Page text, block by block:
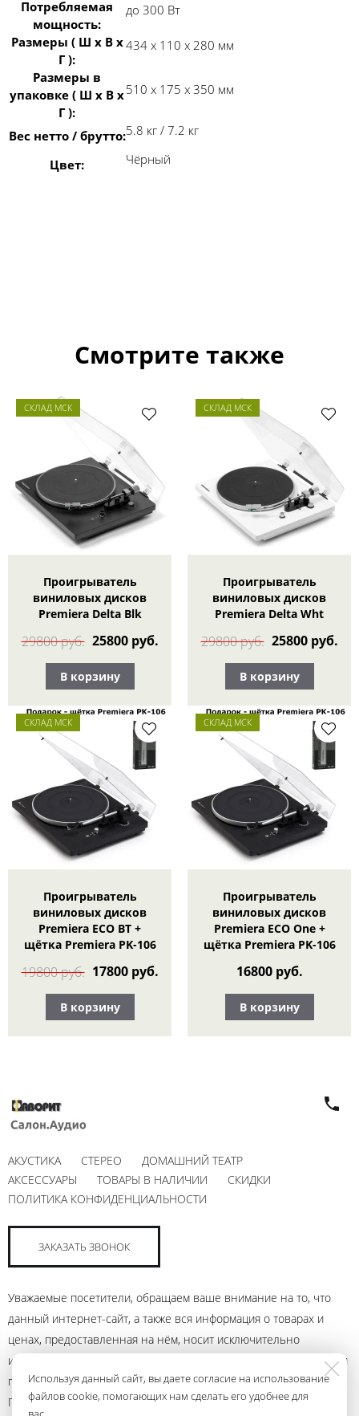
Потребляемая
мощность:
до 300 Вт
Размеры ( Ш x В x
Г ):
434 x 110 x 280 мм
Размеры в
упаковке ( Ш x В x
Г ):
510 х 175 х 350 мм
Вес нетто / брутто:5.8 кг / 7.2 кг
Цвет: Чёрный
Смотрите также
СКЛАД МСК
Проигрыватель
виниловых дисков
Premiera Delta Blk
29800 руб. 25800 руб.
В корзину
СКЛАД МСК
Проигрыватель
виниловых дисков
Premiera Delta Wht
29800 руб. 25800 руб.
В корзину
СКЛАД МСК
Проигрыватель
виниловых дисков
Premiera ECO BT +
щётка Premiera PK-106
19800 руб. 17800 руб.
В корзину
СКЛАД МСК
Проигрыватель
виниловых дисков
Premiera ECO One +
щётка Premiera PK-106
16800 руб.
В корзину
Используя данный сайт, вы даете согласие на использование
файлов cookie, помогающих нам сделать его удобнее для
АКУСТИКА СТЕРЕО
ДОМАШНИЙ ТЕАТР
АКСЕССУАРЫ
ТОВАРЫ В НАЛИЧИИ
СКИДКИ
ПОЛИТИКА КОНФИДЕНЦИАЛЬНОСТИ
ЗАКАЗАТЬ ЗВОНОК
Уважаемые посетители, обращаем ваше внимание на то, что
данный интернет-сайт, а также вся информация о товарах и
ценах, предоставленная на нём, носит исключительно
информационный характер и ни при каких условиях не является
публичной офертой, определяемой положениями Статьи 437
Гражданского кодекса Российской Федерации. Для получения